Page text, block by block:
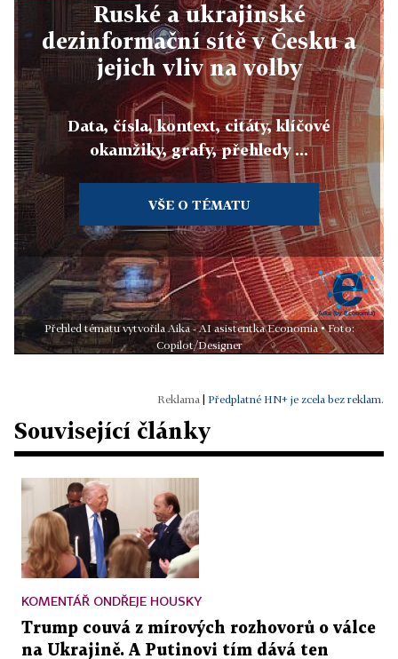
Ruské a ukrajinské
dezinformační sítě v Česku a
jejich vliv na volby
Data, čísla, kontext, citáty, klíčové
okamžiky, grafy, přehledy ...
VŠE O TÉMATU
Přehled tématu vytvořila Aika - AI asistentka Economia • Foto:
Copilot/Designer
Předplatné HN+ je zcela bez reklam.
Související články
KOMENTÁŘ ONDŘEJE HOUSKY
Trump couvá z mírových rozhovorů o válce
na Ukrajině. A Putinovi tím dává ten